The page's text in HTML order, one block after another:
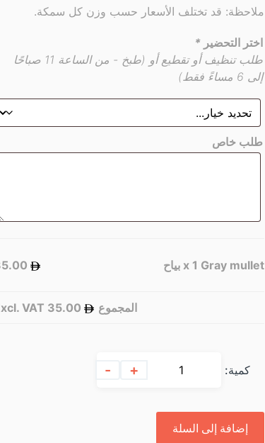
ملاحظة: قد تختلف الأسعار حسب وزن كل سمكة.
اختر التحضير*
طلب تنظيف أو تقطيع أو (طبخ - من الساعة 11 صباحًا
إلى 6 مساءً فقط)
طلب خاص
x 1 Gray mullet بياح
المجموع
كمية: +
-
إضافة إلى السلة